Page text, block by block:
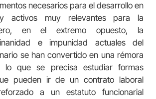
necesarios para el desarrollo en
activos muy relevantes para la
en el extremo opuesto, la
e impunidad actuales del
se han convertido en una rémora
lo que se precisa estudiar formas
pueden ir de un contrato laboral
a un estatuto funcionarial